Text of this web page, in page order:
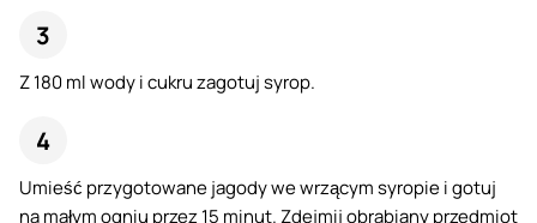
Z 180 ml wody i cukru zagotuj syrop.
Umieść przygotowane jagody we wrzącym syropie i gotuj
na małym ogniu przez 15 minut. Zdejmij obrabiany przedmiot